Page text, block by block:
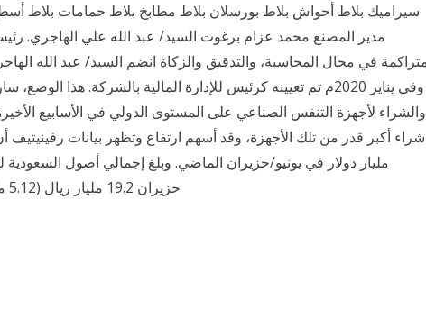
سيراميك بلاط أحواش بلاط بورسلان بلاط مطابخ بلاط حمامات بلاط
مدير المصنع محمد عزام برغوت السيد/ عبد الله علي الهاجري. رئيس
وفي يناير 2020م تم تعيينه كرئيس للإدارة المالية بالشركة. هذا
والشراء لأجهزة التنفس الصناعي على المستوى الدولي في الأسابيع
مليار دولار في يونيو/حزيران الماضي. وبلغ إجمالي أصول السعودية
حزيران 19.2 مليار ريال (5.12 مليار دولار 26‏‏/5‏‏/1442 بعد الهجرة